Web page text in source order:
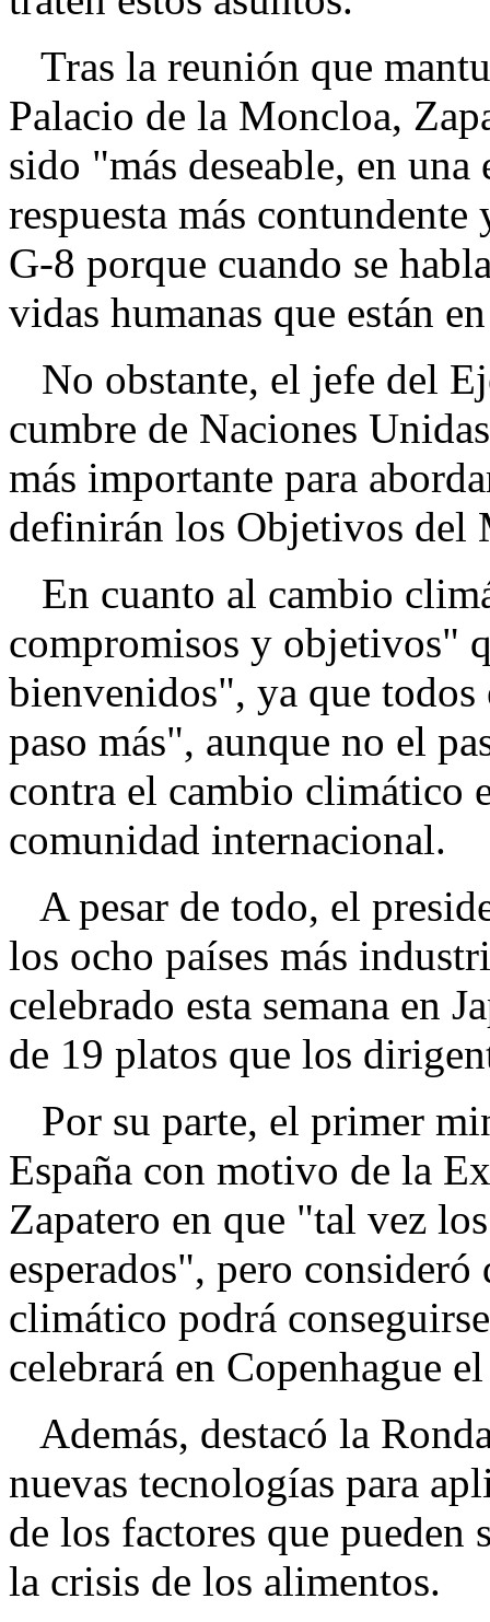
Tras la reunión que
Palacio de la Moncloa,
sido "más deseable, en
respuesta más
G-8 porque cuando se
vidas humanas que están
No obstante, el jefe del
cumbre de Naciones
más importante para
definirán los Objetivos del
En cuanto al cambio
compromisos y objetivos"
bienvenidos", ya que todos
paso más", aunque no el
contra el cambio climático
comunidad internacional.
A pesar de todo, el
los ocho países más
celebrado esta semana en
de 19 platos que los
Por su parte, el primer
España con motivo de la
Zapatero en que "tal vez
esperados", pero
climático podrá
celebrará en Copenhague
Además, destacó la
nuevas tecnologías para
de los factores que pueden
la crisis de los alimentos.